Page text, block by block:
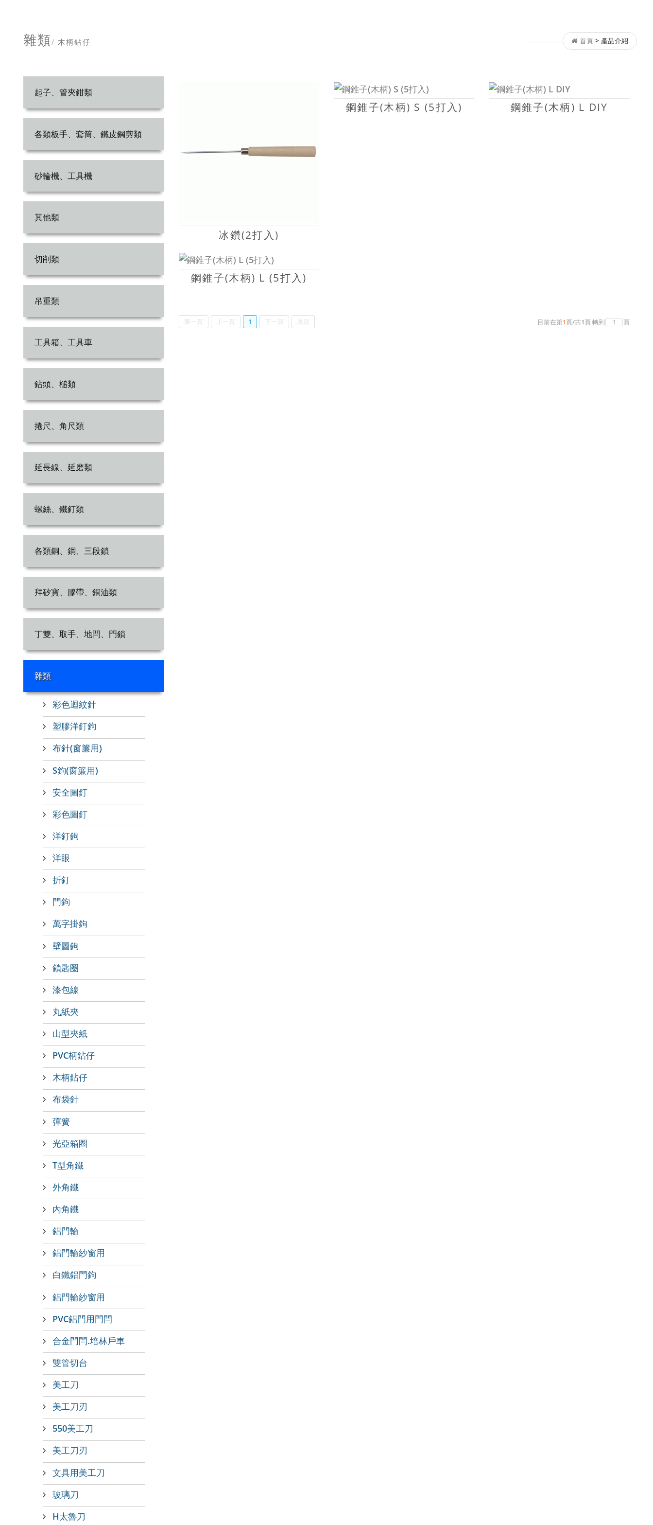
雜類/ 木柄鉆仔 首頁 > 產品介紹
冰鑽(2打入)
鋼錐子(木柄) S (5打入) 鋼錐子(木柄) L DIY
鋼錐子(木柄) L (5打入)
第一頁 上一頁 1 下一頁 尾頁 目前在第1頁/共1頁轉到 頁
起子、管夾鉗類
各類板手、套筒、鐵皮鋼剪類
砂輪機、工具機
其他類
切削類
吊重類
工具箱、工具車
鉆頭、槌類
捲尺、角尺類
延長線、延磨類
螺絲、鐵釘類
各類銅、鋼、三段鎖
拜矽寶、膠帶、銅油類
丁雙、取手、地閂、門鎖
雜類
彩色迴紋針
塑膠洋釘鉤
布針(窗簾用)
S鉤(窗簾用)
安全圖釘
彩色圖釘
洋釘鉤
洋眼
折釘
門鉤
萬字掛鉤
壁圖鉤
鎖匙圈
漆包線
丸紙夾
山型夾紙
PVC柄鉆仔
木柄鉆仔
布袋針
彈簧
光亞箱圈
T型角鐵
外角鐵
內角鐵
鋁門輪
鋁門輪紗窗用
白鐵鋁門鉤
鋁門輪紗窗用
PVC鋁門用門閂
合金門閂.培林戶車
雙管切台
美工刀
美工刀刃
550美工刀
美工刀刃
文具用美工刀
玻璃刀
H太魯刀